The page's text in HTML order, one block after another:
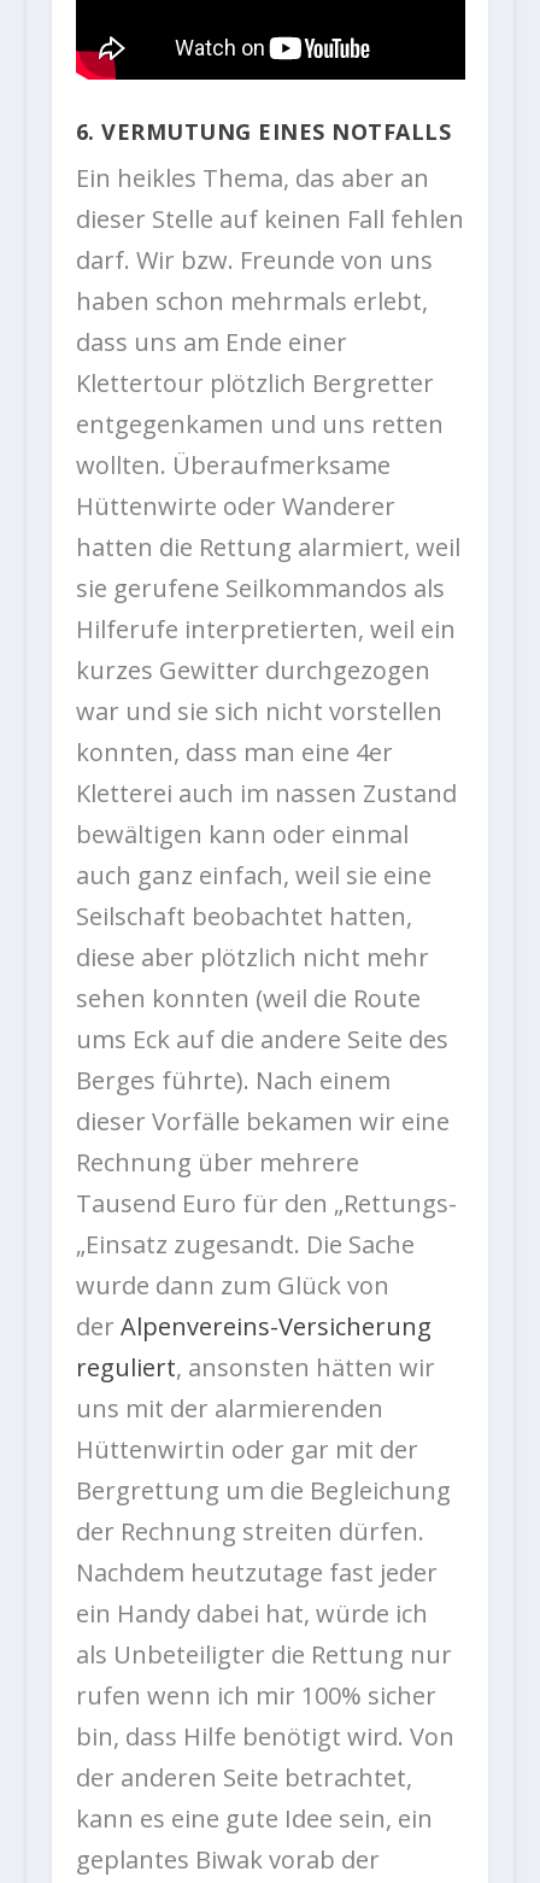
6. VERMUTUNG EINES NOTFALLS
Ein heikles Thema, das aber an
dieser Stelle auf keinen Fall fehlen
darf. Wir bzw. Freunde von uns
haben schon mehrmals erlebt,
dass uns am Ende einer
Klettertour plötzlich Bergretter
entgegenkamen und uns retten
wollten. Überaufmerksame
Hüttenwirte oder Wanderer
hatten die Rettung alarmiert, weil
sie gerufene Seilkommandos als
Hilferufe interpretierten, weil ein
kurzes Gewitter durchgezogen
war und sie sich nicht vorstellen
konnten, dass man eine 4er
Kletterei auch im nassen Zustand
bewältigen kann oder einmal
auch ganz einfach, weil sie eine
Seilschaft beobachtet hatten,
diese aber plötzlich nicht mehr
sehen konnten (weil die Route
ums Eck auf die andere Seite des
Berges führte). Nach einem
dieser Vorfälle bekamen wir eine
Rechnung über mehrere
Tausend Euro für den „Rettungs-
„Einsatz zugesandt. Die Sache
wurde dann zum Glück von
der Alpenvereins-Versicherung
reguliert, ansonsten hätten wir
uns mit der alarmierenden
Hüttenwirtin oder gar mit der
Bergrettung um die Begleichung
der Rechnung streiten dürfen.
Nachdem heutzutage fast jeder
ein Handy dabei hat, würde ich
als Unbeteiligter die Rettung nur
rufen wenn ich mir 100% sicher
bin, dass Hilfe benötigt wird. Von
der anderen Seite betrachtet,
kann es eine gute Idee sein, ein
geplantes Biwak vorab der